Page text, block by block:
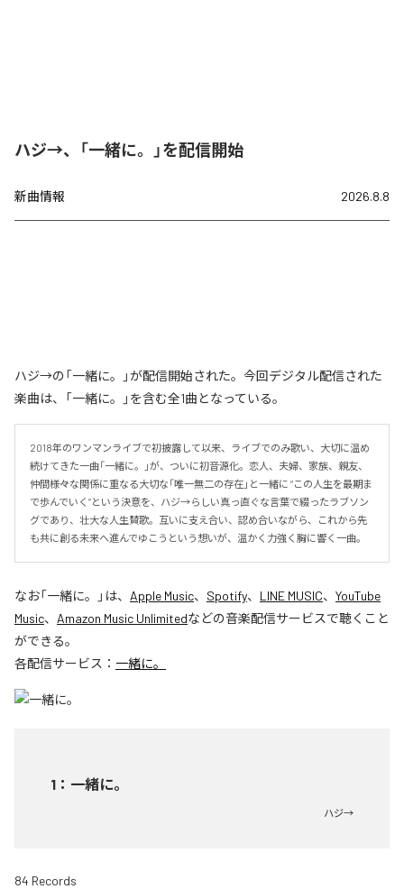
ハジ→、「一緒に。」を配信開始
新曲情報 2026.8.8
ハジ→の「一緒に。」が配信開始された。今回デジタル配信された
楽曲は、「一緒に。」を含む全1曲となっている。
2018年のワンマンライブで初披露して以来、ライブでのみ歌い、大切に温め
続けてきた一曲「一緒に。」が、ついに初音源化。恋人、夫婦、家族、親友、
仲間――様々な関係に重なる大切な「唯一無二の存在」と一緒に “この人生を最期ま
で歩んでいく”という決意を、ハジ→らしい真っ直ぐな言葉で綴ったラブソン
グであり、壮大な人生賛歌。互いに支え合い、認め合いながら、これから先
も共に創る未来へ進んでゆこうという想いが、温かく力強く胸に響く一曲。
なお「一緒に。 」は、 Apple Music、 Spotify、 LINE MUSIC、 YouTube
Music、 Amazon Music Unlimitedなどの音楽配信サービスで聴くこと
ができる。
各配信サービス： 一緒に。
1 ： 一緒に。
ハジ→
84 Records